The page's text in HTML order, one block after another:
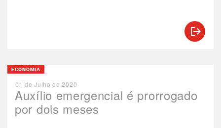
Auxílio emergencial é prorrogado
por dois meses
ECONOMIA
01 de Julho de 2020